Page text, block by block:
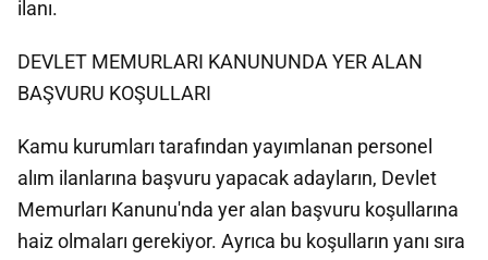
ilanı.
DEVLET MEMURLARI KANUNUNDA YER ALAN
BAŞVURU KOŞULLARI
Kamu kurumları tarafından yayımlanan personel
alım ilanlarına başvuru yapacak adayların, Devlet
Memurları Kanunu'nda yer alan başvuru koşullarına
haiz olmaları gerekiyor. Ayrıca bu koşulların yanı sıra